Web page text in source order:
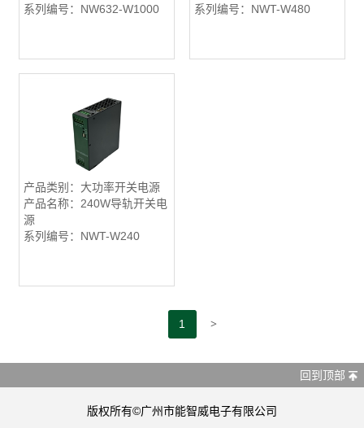
系列编号：NW632-W1000
系列编号：NWT-W480
产品类别：大功率开关电源
产品名称：240W导轨开关电
源
系列编号：NWT-W240
1 >
回到顶部
版权所有©广州市能智威电子有限公司